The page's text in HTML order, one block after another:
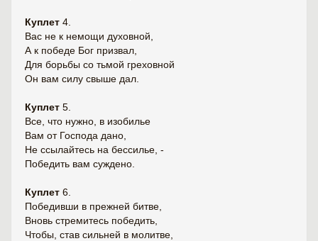
Куплет 4.
Вас не к немощи духовной,
А к победе Бог призвал,
Для борьбы со тьмой греховной
Он вам силу свыше дал.
Куплет 5.
Все, что нужно, в изобилье
Вам от Господа дано,
Не ссылайтесь на бессилье, -
Победить вам суждено.
Куплет 6.
Победивши в прежней битве,
Вновь стремитесь победить,
Чтобы, став сильней в молитве,